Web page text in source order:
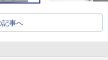
記事へ